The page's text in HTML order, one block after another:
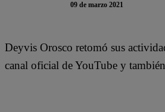
09 de marzo 2021
Deyvis Orosco retomó sus
canal oficial de YouTube y